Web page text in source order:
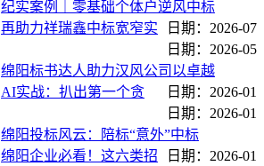
纪实案例｜零基础个体户逆风中标
日期：2026-07
再助力祥瑞鑫中标宽窄实
日期：2026-05
绵阳标书达人助力汉风公司以卓越
日期：2026-01
AI实战：扒出第一个贪
日期：2026-01
绵阳投标风云：陪标“意外”中标
日期：2026-01
绵阳企业必看！这六类招